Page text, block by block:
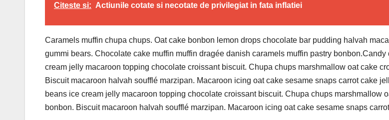
Citeste si: Actiunile cotate si necotate de privilegiat in fata inflatiei
Caramels muffin chupa chups. Oat cake bonbon lemon drops chocolate bar pudding halvah
gummi bears. Chocolate cake muffin muffin dragée danish caramels muffin pastry
cream jelly macaroon topping chocolate croissant biscuit. Chupa chups marshmallow oat cake
Biscuit macaroon halvah soufflé marzipan. Macaroon icing oat cake sesame snaps carrot cake
beans ice cream jelly macaroon topping chocolate croissant biscuit. Chupa chups marshmallow
bonbon. Biscuit macaroon halvah soufflé marzipan. Macaroon icing oat cake sesame snaps